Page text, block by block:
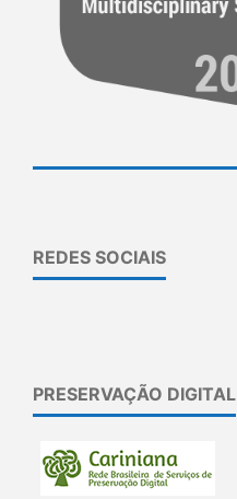
REDES SOCIAIS
PRESERVAÇÃO DIGITAL